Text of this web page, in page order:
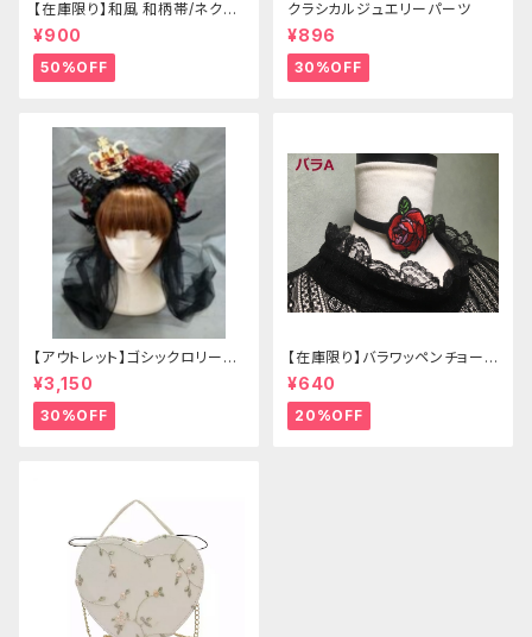
【在庫限り】和風 和柄帯/ネクタ
イ/リボン（狐面/金魚
¥900
50%OFF
クラシカルジュエリーパーツ
¥896
30%OFF
【アウトレット】ゴシックロリータ
ゴールドクラウン＆ホーン(ヴェ
ール付き)
¥3,150
30%OFF
【在庫限り】バラワッペンチョーカ
ー
¥640
20%OFF